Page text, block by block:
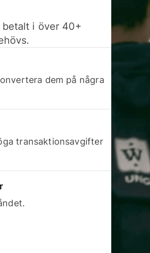
betalt i över 40+
dem på några
transaktionsavgifter